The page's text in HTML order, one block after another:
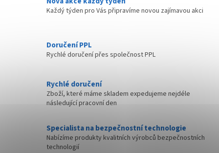
Každý týden pro Vás připravíme novou zajímavou akci
Doručení PPL
Rychlé doručení přes společnost PPL
Rychlé doručení
Zboží, které máme skladem expedujeme nejdéle
následující pracovní den
Specialista na bezpečnostní technologie
Nabízíme produkty kvalitních výrobců bezpečnostních
technologií